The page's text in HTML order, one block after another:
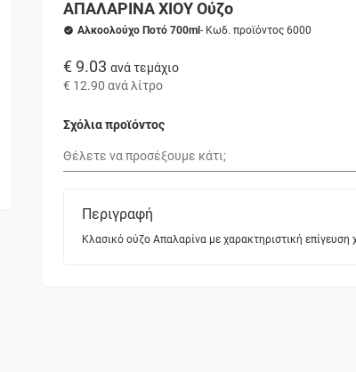
ΑΠΑΛΑΡΙΝΑ ΧΙΟΥ Ούζο
Αλκοολούχο Ποτό 700ml - Κωδ. προϊόντος 6000
€ 9.03 ανά τεμάχιο
€ 12.90 ανά λίτρο
Σχόλια προϊόντος
Περιγραφή
Κλασικό ούζο Απαλαρίνα με χαρακτηριστική επίγευση